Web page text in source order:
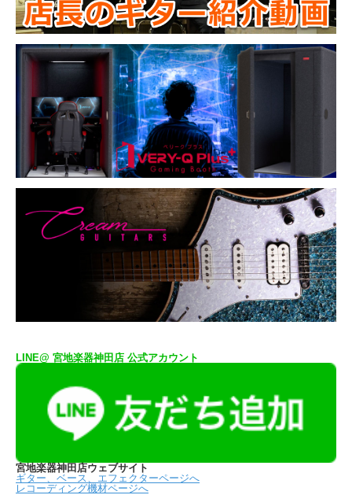
LINE@ 宮地楽器神田店 公式アカウント
宮地楽器神田店ウェブサイト
ギター、ベース、エフェクターページへ
レコーディング機材ページへ